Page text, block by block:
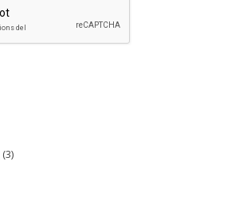
(3)